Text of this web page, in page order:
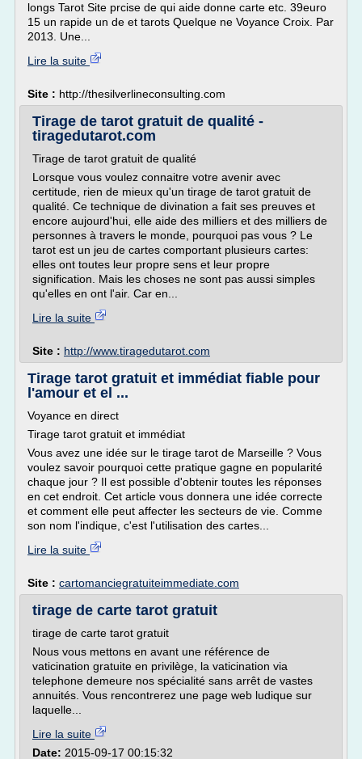
longs Tarot Site prcise de qui aide donne carte etc. 39euro
15 un rapide un de et tarots Quelque ne Voyance Croix. Par
2013. Une...
Lire la suite
Site : http://thesilverlineconsulting.com
Tirage de tarot gratuit de qualité -
tiragedutarot.com
Tirage de tarot gratuit de qualité
Lorsque vous voulez connaitre votre avenir avec
certitude, rien de mieux qu'un tirage de tarot gratuit de
qualité. Ce technique de divination a fait ses preuves et
encore aujourd'hui, elle aide des milliers et des milliers de
personnes à travers le monde, pourquoi pas vous ? Le
tarot est un jeu de cartes comportant plusieurs cartes:
elles ont toutes leur propre sens et leur propre
signification. Mais les choses ne sont pas aussi simples
qu'elles en ont l'air. Car en...
Lire la suite
Site : http://www.tiragedutarot.com
Tirage tarot gratuit et immédiat fiable pour
l'amour et el ...
Voyance en direct
Tirage tarot gratuit et immédiat
Vous avez une idée sur le tirage tarot de Marseille ? Vous
voulez savoir pourquoi cette pratique gagne en popularité
chaque jour ? Il est possible d'obtenir toutes les réponses
en cet endroit. Cet article vous donnera une idée correcte
et comment elle peut affecter les secteurs de vie. Comme
son nom l'indique, c'est l'utilisation des cartes...
Lire la suite
Site : cartomanciegratuiteimmediate.com
tirage de carte tarot gratuit
tirage de carte tarot gratuit
Nous vous mettons en avant une référence de
vaticination gratuite en privilège, la vaticination via
telephone demeure nos spécialité sans arrêt de vastes
annuités. Vous rencontrerez une page web ludique sur
laquelle...
Lire la suite
Date: 2015-09-17 00:15:32